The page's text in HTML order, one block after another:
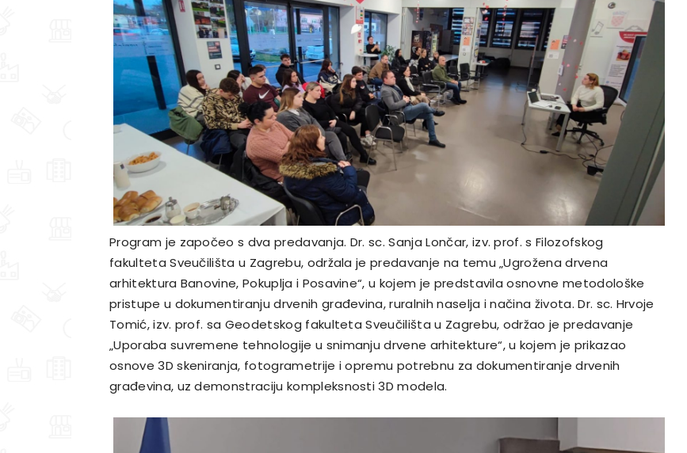
Program je započeo s dva predavanja. Dr. sc. Sanja Lončar, izv. prof. s Filozofskog
fakulteta Sveučilišta u Zagrebu, održala je predavanje na temu „Ugrožena drvena
arhitektura Banovine, Pokuplja i Posavine“, u kojem je predstavila osnovne metodološke
pristupe u dokumentiranju drvenih građevina, ruralnih naselja i načina života. Dr. sc. Hrvoje
Tomić, izv. prof. sa Geodetskog fakulteta Sveučilišta u Zagrebu, održao je predavanje
„Uporaba suvremene tehnologije u snimanju drvene arhitekture“, u kojem je prikazao
osnove 3D skeniranja, fotogrametrije i opremu potrebnu za dokumentiranje drvenih
građevina, uz demonstraciju kompleksnosti 3D modela.